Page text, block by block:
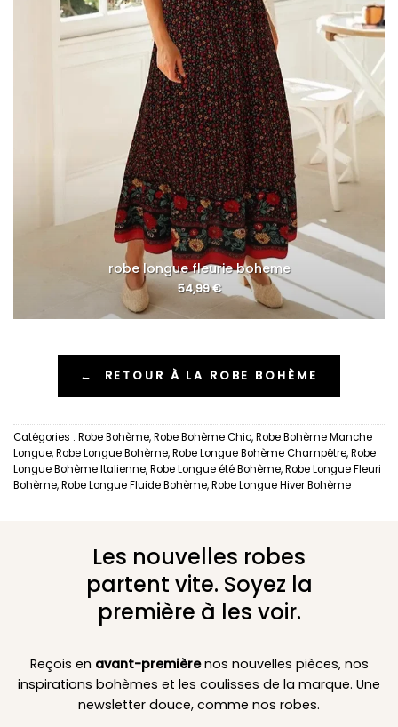
robe longue fleurie boheme
54,99€
← RETOUR À LA ROBE BOHÈME
Catégories : Robe Bohème,Robe Bohème Chic,Robe Bohème Manche
Longue,Robe Longue Bohème,Robe Longue Bohème Champêtre,Robe
Longue Bohème Italienne,Robe Longue été Bohème,Robe Longue Fleuri
Bohème,Robe Longue Fluide Bohème,Robe Longue Hiver Bohème
Les nouvelles robes
partent vite. Soyez la
première à les voir.
Reçois en avant-premièrenos nouvelles pièces, nos
inspirations bohèmes et les coulisses de la marque. Une
newsletter douce, comme nos robes.